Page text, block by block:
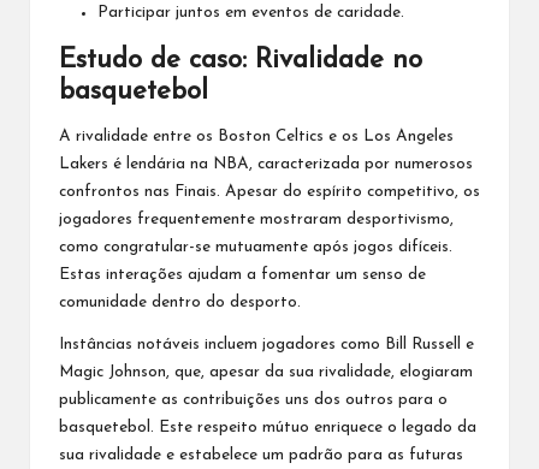
Participar juntos em eventos de caridade.
Estudo de caso: Rivalidade no
basquetebol
A rivalidade entre os Boston Celtics e os Los Angeles
Lakers é lendária na NBA, caracterizada por numerosos
confrontos nas Finais. Apesar do espírito competitivo, os
jogadores frequentemente mostraram desportivismo,
como congratular-se mutuamente após jogos difíceis.
Estas interações ajudam a fomentar um senso de
comunidade dentro do desporto.
Instâncias notáveis incluem jogadores como Bill Russell e
Magic Johnson, que, apesar da sua rivalidade, elogiaram
publicamente as contribuições uns dos outros para o
basquetebol. Este respeito mútuo enriquece o legado da
sua rivalidade e estabelece um padrão para as futuras